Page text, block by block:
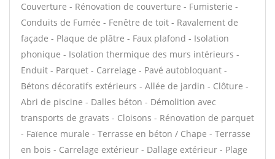
Couverture - Rénovation de couverture - Fumisterie -
Conduits de Fumée - Fenêtre de toit - Ravalement de
façade - Plaque de plâtre - Faux plafond - Isolation
phonique - Isolation thermique des murs intérieurs -
Enduit - Parquet - Carrelage - Pavé autobloquant -
Bétons décoratifs extérieurs - Allée de jardin - Clôture -
Abri de piscine - Dalles béton - Démolition avec
transports de gravats - Cloisons - Rénovation de parquet
- Faïence murale - Terrasse en béton / Chape - Terrasse
en bois - Carrelage extérieur - Dallage extérieur - Plage